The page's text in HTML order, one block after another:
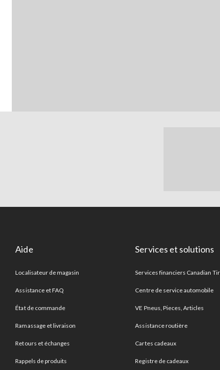
Aide
Localisateur de magasin
Assistance et FAQ
État de commande
Ramassage et livraison
Retours et échanges
Rappels de produits
Services et solutions
Services financiers Canadian
Centre de service automobile
VE Pneus, Pieces, Articles
Assistance routière
Cartes cadeaux
Registre de cadeaux